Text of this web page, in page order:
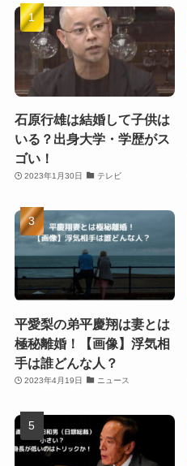
石原行雄は結婚して子供は
いる？出身大学・学歴がス
ゴい！
2023年1月30日 テレビ
平愛梨の弟平慶翔は妻とは
極秘離婚！【画像】浮気相
手は誰どんな人？
2023年4月19日 ニュース